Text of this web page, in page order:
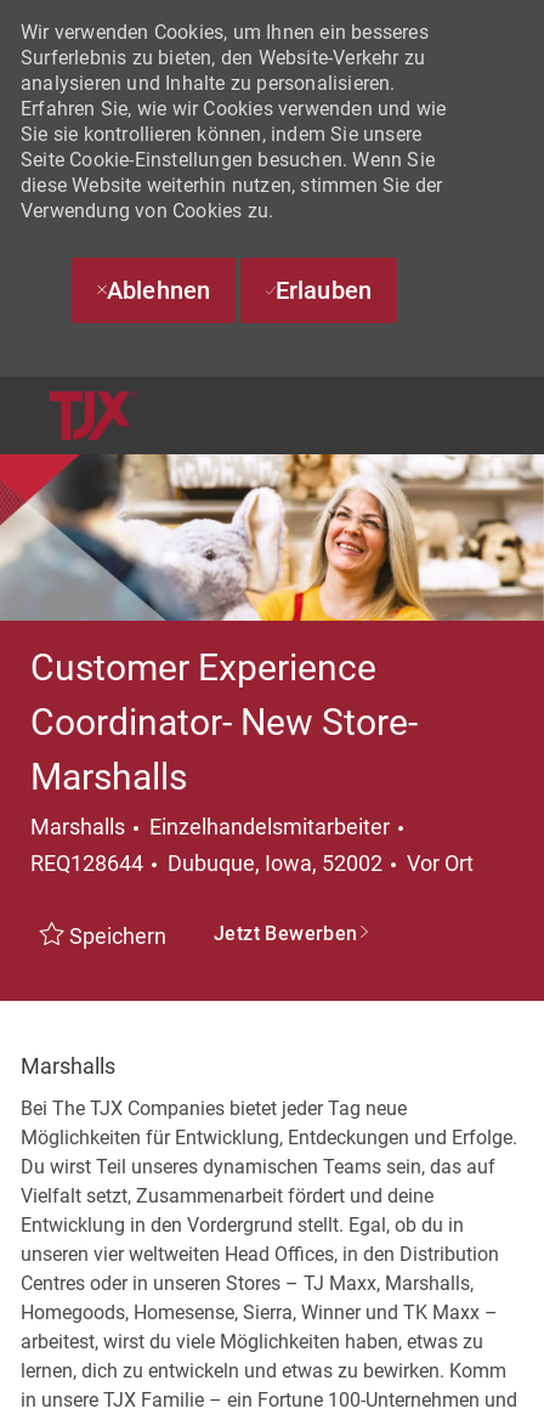
Wir verwenden Cookies, um Ihnen ein besseres
Surferlebnis zu bieten, den Website-Verkehr zu
analysieren und Inhalte zu personalisieren.
Erfahren Sie, wie wir Cookies verwenden und wie
Sie sie kontrollieren können, indem Sie unsere
Seite Cookie-Einstellungen besuchen. Wenn Sie
diese Website weiterhin nutzen, stimmen Sie der
Verwendung von Cookies zu.
Ablehnen Erlauben
Customer Experience
Coordinator- New Store-
Marshalls
Marshalls Kategorie
Einzelhandelsmitarbeiter
REQ128644
Ort
Dubuque, Iowa, 52002 Vor Ort
Speichern Jetzt Bewerben
Marshalls
Bei The TJX Companies bietet jeder Tag neue
Möglichkeiten für Entwicklung, Entdeckungen und Erfolge.
Du wirst Teil unseres dynamischen Teams sein, das auf
Vielfalt setzt, Zusammenarbeit fördert und deine
Entwicklung in den Vordergrund stellt. Egal, ob du in
unseren vier weltweiten Head Offices, in den Distribution
Centres oder in unseren Stores – TJ Maxx, Marshalls,
Homegoods, Homesense, Sierra, Winner und TK Maxx –
arbeitest, wirst du viele Möglichkeiten haben, etwas zu
lernen, dich zu entwickeln und etwas zu bewirken. Komm
in unsere TJX Familie – ein Fortune 100-Unternehmen und